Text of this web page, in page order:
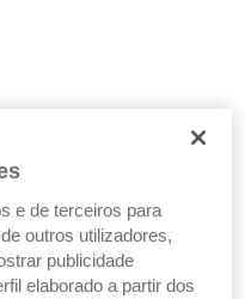
maiores de
e de terceiros para
outros utilizadores,
publicidade
elaborado a partir dos